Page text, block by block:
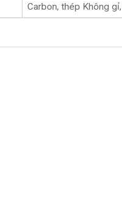
Carbon, thép Không